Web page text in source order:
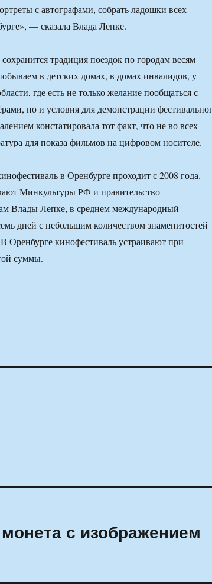
с автографами, собрать ладошки всех
— сказала Влада Лепке.
традиция поездок по городам весям
в детских домах, в домах инвалидов, у
где есть не только желание пообщаться с
но и условия для демонстрации
констатировала тот факт, что не во всех
для показа фильмов на цифровом носителе.
в Оренбурге проходит с 2008 года.
Минкультуры РФ и правительство
Влады Лепке, в среднем международный
дней с небольшим количеством знаменитостей
Оренбурге кинофестиваль устраивают при
суммы.
с изображением